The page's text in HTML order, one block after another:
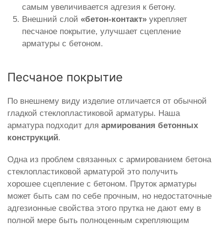
самым увеличивается адгезия к бетону.
Внешний слой «бетон-контакт» укрепляет
песчаное покрытие, улучшает сцепление
арматуры с бетоном.
Песчаное покрытие
По внешнему виду изделие отличается от обычной
гладкой стеклопластиковой арматуры. Наша
арматура подходит для армирования бетонных
конструкций.
Одна из проблем связанных с армированием бетона
стеклопластиковой арматурой это получить
хорошее сцепление с бетоном. Пруток арматуры
может быть сам по себе прочным, но недостаточные
адгезионные свойства этого прутка не дают ему в
полной мере быть полноценным скрепляющим